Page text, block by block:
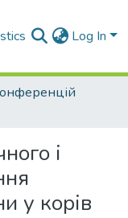
Log In
і
у корів